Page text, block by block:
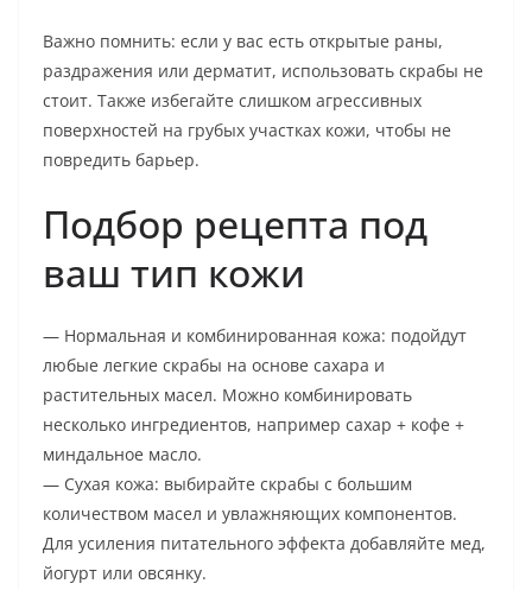
Важно помнить: если у вас есть открытые раны,
раздражения или дерматит, использовать скрабы не
стоит. Также избегайте слишком агрессивных
поверхностей на грубых участках кожи, чтобы не
повредить барьер.
Подбор рецепта под
ваш тип кожи
— Нормальная и комбинированная кожа: подойдут
любые легкие скрабы на основе сахара и
растительных масел. Можно комбинировать
несколько ингредиентов, например сахар + кофе +
миндальное масло.
— Сухая кожа: выбирайте скрабы с большим
количеством масел и увлажняющих компонентов.
Для усиления питательного эффекта добавляйте мед,
йогурт или овсянку.